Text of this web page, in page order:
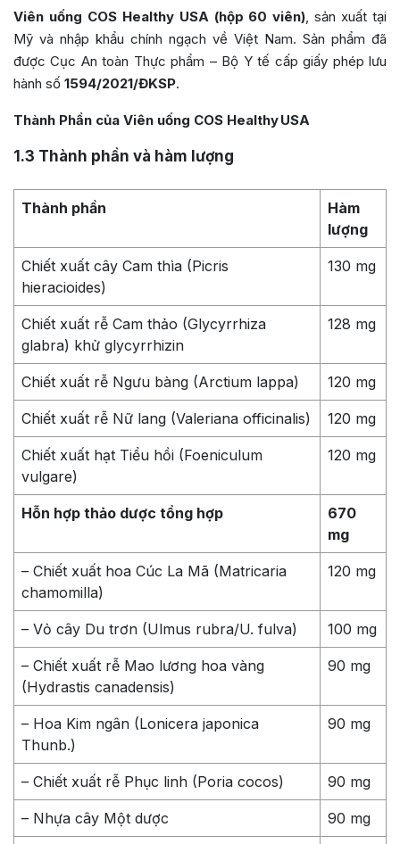
Viên uống COS Healthy USA (hộp 60 viên), sản xuất tại
Mỹ và nhập khẩu chính ngạch về Việt Nam. Sản phẩm đã
được Cục An toàn Thực phẩm – Bộ Y tế cấp giấy phép lưu
hành số 1594/2021/ĐKSP.
Thành Phần của Viên uống COS Healthy USA
1.3 Thành phần và hàm lượng
Thành phần
Hàm
lượng
Chiết xuất cây Cam thìa (Picris
hieracioides)
130 mg
Chiết xuất rễ Cam thảo (Glycyrrhiza
glabra) khử glycyrrhizin
128 mg
Chiết xuất rễ Ngưu bàng (Arctium lappa) 120 mg
Chiết xuất rễ Nữ lang (Valeriana officinalis) 120 mg
Chiết xuất hạt Tiểu hồi (Foeniculum
vulgare)
120 mg
Hỗn hợp thảo dược tổng hợp
670
mg
– Chiết xuất hoa Cúc La Mã (Matricaria
chamomilla)
120 mg
– Vỏ cây Du trơn (Ulmus rubra/U. fulva) 100 mg
– Chiết xuất rễ Mao lương hoa vàng
(Hydrastis canadensis)
90 mg
– Hoa Kim ngân (Lonicera japonica
Thunb.)
90 mg
– Chiết xuất rễ Phục linh (Poria cocos) 90 mg
– Nhựa cây Một dược 90 mg